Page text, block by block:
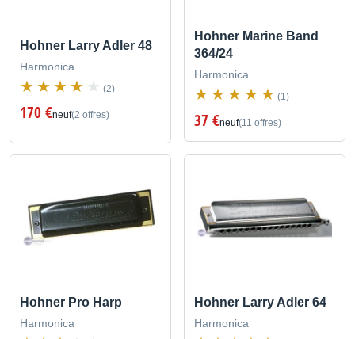
Hohner Larry Adler 48
Harmonica
(2)
170 €neuf(2 offres)
Hohner Marine Band
364/24
Harmonica
(1)
37 €neuf(11 offres)
Hohner Pro Harp
Harmonica
Hohner Larry Adler 64
Harmonica